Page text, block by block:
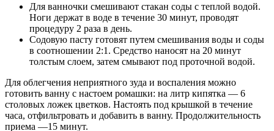
Для ванночки смешивают стакан соды с теплой водой.
Ноги держат в воде в течение 30 минут, проводят
процедуру 2 раза в день.
Содовую пасту готовят путем смешивания воды и соды
в соотношении 2:1. Средство наносят на 20 минут
толстым слоем, затем смывают под проточной водой.
Для облегчения неприятного зуда и воспаления можно
готовить ванну с настоем ромашки: на литр кипятка — 6
столовых ложек цветков. Настоять под крышкой в течение
часа, отфильтровать и добавить в ванну. Продолжительность
приема —15 минут.